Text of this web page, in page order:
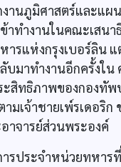
านภูมิศาสตร์และแผ
ทำงานในคณะเสน
รแห่งกรุงเบอร์ลิน
บมาทำงานอีกครั้ง
สิทธิภาพของกองทัพ
เจ้าชายเพ์รเดอริก
าจารย์ส่วนพระองค์
ประจำหน่วยทหาร